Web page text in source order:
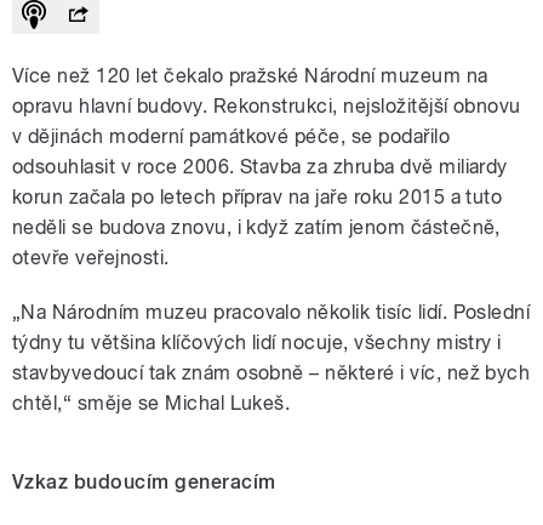
Více než 120 let čekalo pražské Národní muzeum na
opravu hlavní budovy. Rekonstrukci, nejsložitější obnovu
v dějinách moderní památkové péče, se podařilo
odsouhlasit v roce 2006. Stavba za zhruba dvě miliardy
korun začala po letech příprav na jaře roku 2015 a tuto
neděli se budova znovu, i když zatím jenom částečně,
otevře veřejnosti.
„Na Národním muzeu pracovalo několik tisíc lidí. Poslední
týdny tu většina klíčových lidí nocuje, všechny mistry i
stavbyvedoucí tak znám osobně – některé i víc, než bych
chtěl,“ směje se Michal Lukeš.
Vzkaz budoucím generacím